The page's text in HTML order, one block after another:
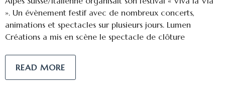
». Un évènement festif avec de nombreux concerts,
animations et spectacles sur plusieurs jours. Lumen
Créations a mis en scène le spectacle de clôture
READ MORE